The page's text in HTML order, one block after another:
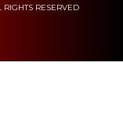
RESERVED